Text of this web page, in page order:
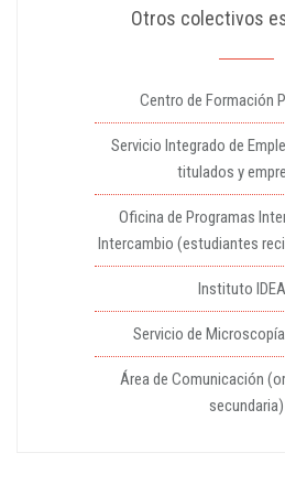
Otros colectivos
Centro de Formación
Servicio Integrado de
titulados y
Oficina de Programas
Intercambio (estudiantes
Instituto
Servicio de
Área de Comunicación
secundaria)